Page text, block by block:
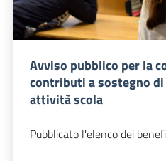
Avviso pubblico per la
contributi a sostegno
attività scola
Pubblicato l'elenco dei